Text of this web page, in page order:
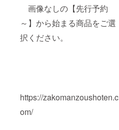
画像なしの【先行予約
～】から始まる商品をご選
択ください。
https://zakomanzoushoten.c
om/